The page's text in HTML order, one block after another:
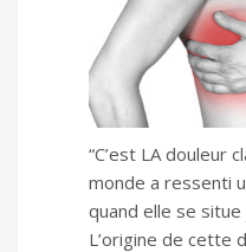
“C’est LA douleur
monde a ressenti
quand elle se
L’origine de cette